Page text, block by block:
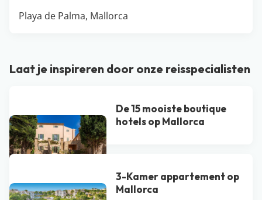
Playa de Palma, Mallorca
Laat je inspireren door onze reisspecialisten
De 15 mooiste boutique
hotels op Mallorca
3-Kamer appartement op
Mallorca